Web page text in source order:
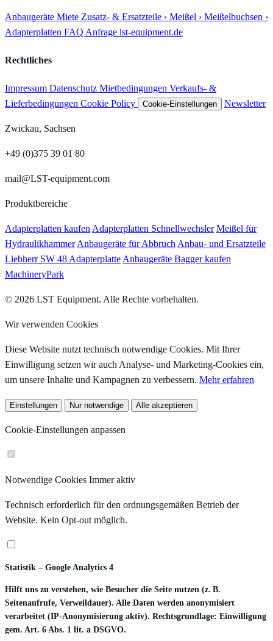
Anbaugeräte Miete Zusatz- & Ersatzteile › Meißel › Meißelbuchsen ›
Adapterplatten FAQ Anfrage lst-equipment.de
Rechtliches
Impressum Datenschutz Mietbedingungen Verkaufs- &
Lieferbedingungen Cookie Policy Cookie-Einstellungen Newsletter
Zwickau, Sachsen
+49 (0)375 39 01 80
mail@LST-equipment.com
Produktbereiche
Adapterplatten kaufenAdapterplatten Schnellwechsler Meißel für
HydraulikhammerAnbaugeräte für AbbruchAnbau- und Ersatzteile
Liebherr SW 48 AdapterplatteAnbaugeräte Bagger kaufen
MachineryPark
© 2026 LST Equipment. Alle Rechte vorbehalten.
Wir verwenden Cookies
Diese Website nutzt technisch notwendige Cookies. Mit Ihrer
Einwilligung setzen wir auch Analyse- und Marketing-Cookies ein,
um unsere Inhalte und Kampagnen zu verbessern. Mehr erfahren
Einstellungen Nur notwendige Alle akzeptieren
Cookie-Einstellungen anpassen
Notwendige Cookies Immer aktiv
Technisch erforderlich für den ordnungsgemäßen Betrieb der
Website. Kein Opt-out möglich.
Statistik – Google Analytics 4
Hilft uns zu verstehen, wie Besucher die Seite nutzen (z. B.
Seitenaufrufe, Verweildauer). Alle Daten werden anonymisiert
verarbeitet (IP-Anonymisierung aktiv). Rechtsgrundlage: Einwilligung
gem. Art. 6 Abs. 1 lit. a DSGVO.